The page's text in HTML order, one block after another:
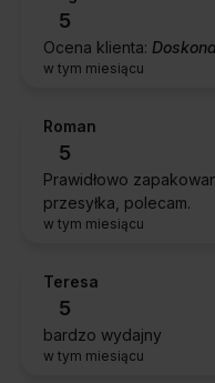
5
Ocena klienta:
w tym miesiącu
Roman
5
Prawidłowo
przesyłka, polecam.
w tym miesiącu
Teresa
5
bardzo wydajny
w tym miesiącu